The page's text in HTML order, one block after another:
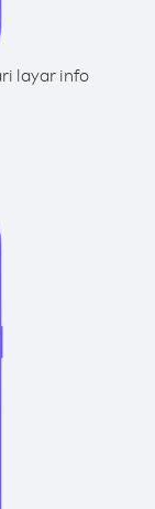
layar info